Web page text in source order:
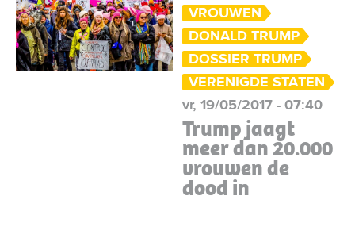
VROUWEN
DONALD TRUMP
DOSSIER TRUMP
VERENIGDE STATEN
vr, 19/05/2017 - 07:40
Trump jaagt
meer dan 20.000
vrouwen de
dood in